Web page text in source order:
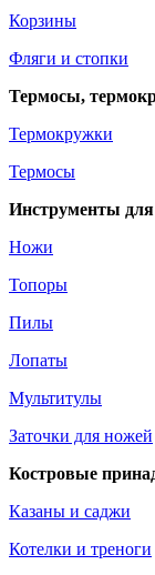
Корзины
Фляги и стопки
Термосы,
Термокружки
Термосы
Инструменты
Ножи
Топоры
Пилы
Лопаты
Мультитулы
Заточки для ножей
Костровые
Казаны и саджи
Котелки и треноги